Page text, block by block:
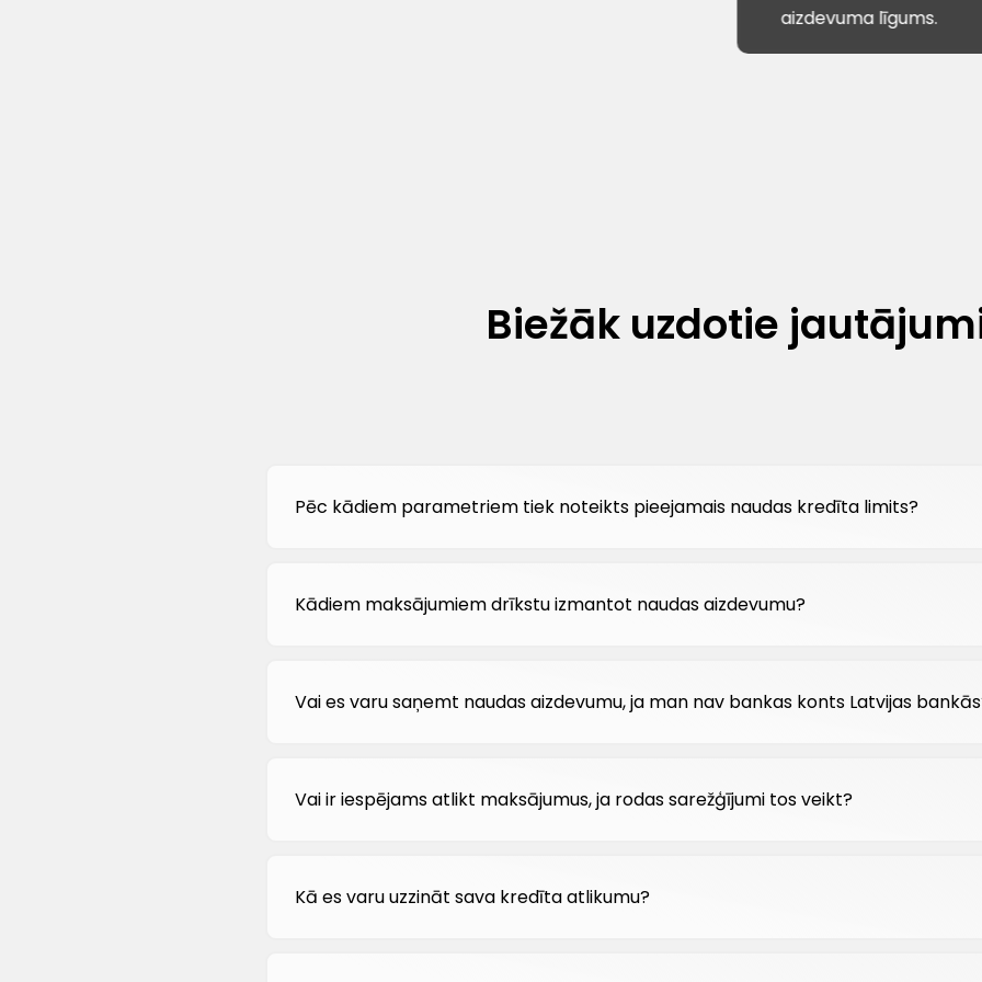
aizdevuma līgums.
Biežāk uzdotie
Pēc kādiem parametriem tiek noteikts pieejamais naudas kredīta limits?
Kādiem maksājumiem drīkstu izmantot naudas aizdevumu?
Vai es varu saņemt naudas aizdevumu, ja man nav bankas konts Latvijas
Vai ir iespējams atlikt maksājumus, ja rodas sarežģījumi tos veikt?
Kā es varu uzzināt sava kredīta atlikumu?